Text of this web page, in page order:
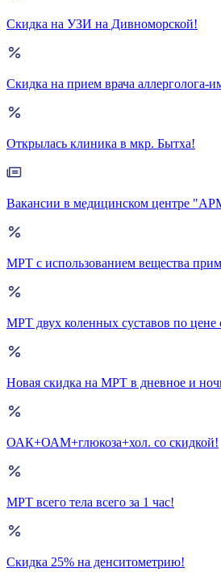
Скидка на УЗИ на Дивноморской!
Скидка на прием врача аллерголога-
Открылась клиника в мкр. Бытха!
Вакансии в медицинском центре
МРТ с использованием вещества
МРТ двух коленных суставов по цене
Новая скидка на МРТ в дневное и
ОАК+ОАМ+глюкоза+хол. со скидкой!
МРТ всего тела всего за 1 час!
Скидка 25% на денситометрию!